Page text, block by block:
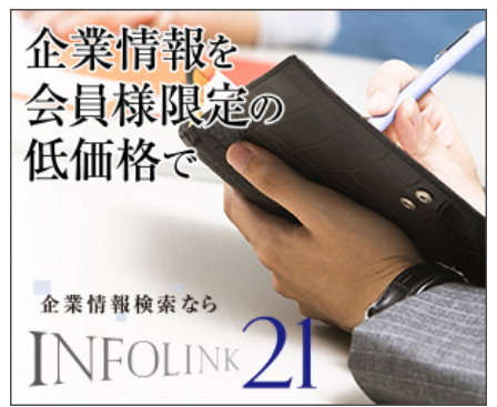
当社は、本人が自己の個人情報について、通知・開示・訂正・
追加・削除・利用停止・提供停止の希望がございましたら、本
人または代理人の請求応じて、個人データの通知・開示・訂
正・追加・削除・利用停止・提供停止の請求に応じます。
受付方法は、本人確認資料（運転免許証、パスポート何れかの
コピー）、「個人情報取扱申請書」「委任状」（代理人による
申請の場合のみ必要となります）を当社宛にお送り下さい。
＜個人情報保護に関するお問合せ・相談窓口＞
〒802-0004 北九州市小倉北区鍛冶町2丁目5-11（第一東経ビ
フリーダイヤル 0120-55-9986
受付時間 平日9：00～17：00